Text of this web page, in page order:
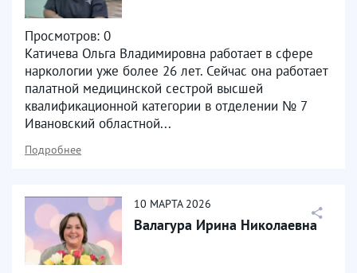
Просмотров: 0
Катичева Ольга Владимировна работает в сфере
наркологии уже более 26 лет. Сейчас она работает
палатной медицинской сестрой высшей
квалификационной категории в отделении № 7
Ивановский областной...
Подробнее
10 МАРТА 2026
Валагура Ирина Николаевна